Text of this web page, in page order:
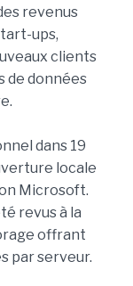
revenus
ups,
clients
de données
dans 19
locale
Microsoft.
revus à la
offrant
par serveur.